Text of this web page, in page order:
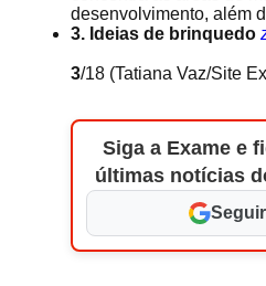
desenvolvimento, além
3. Ideias de brinquedo
3/18 (Tatiana Vaz/Site
Siga a Exame e
últimas notícias